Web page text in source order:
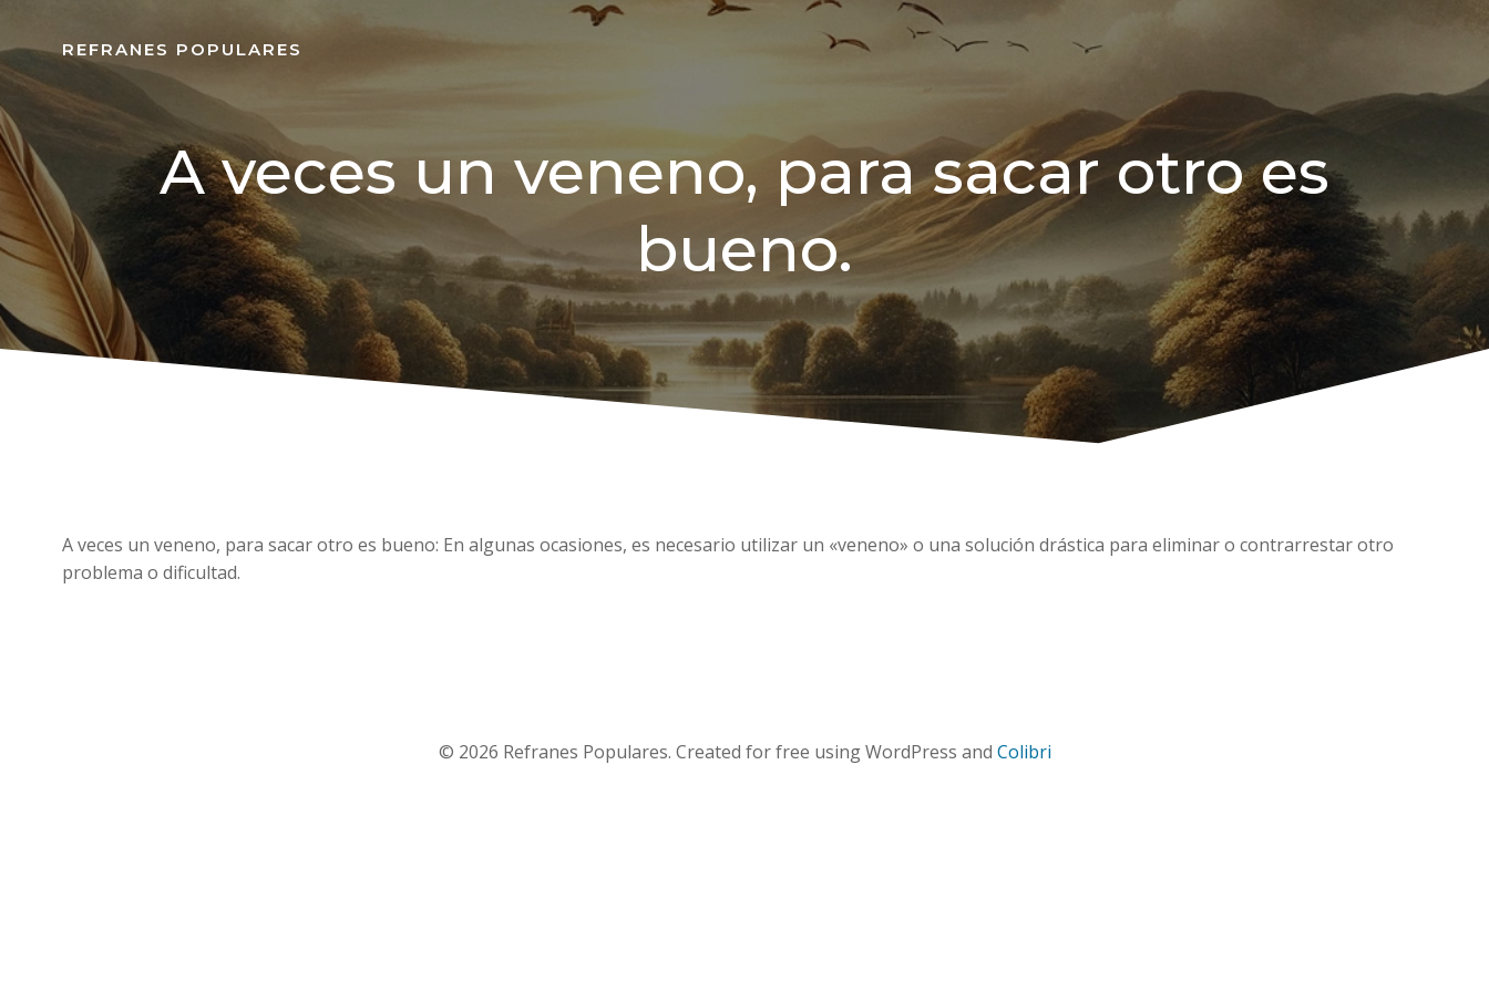
REFRANES POPULARES
A veces un veneno, para sacar otro es
bueno.
A veces un veneno, para sacar otro es bueno: En algunas ocasiones, es necesario utilizar un «veneno» o una solución drástica para eliminar o contrarrestar otro
problema o dificultad.
© 2026 Refranes Populares. Created for free using WordPress and Colibri